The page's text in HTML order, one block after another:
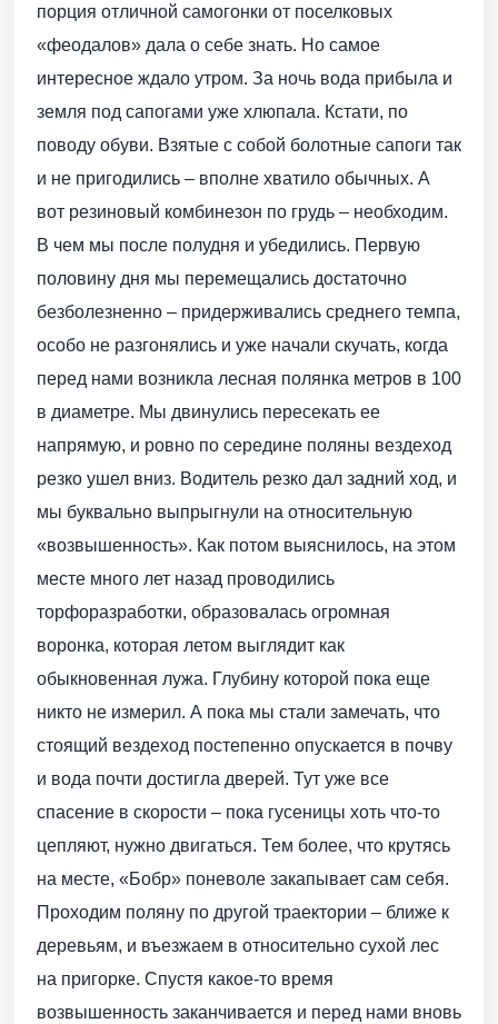
порция отличной самогонки от поселковых
«феодалов» дала о себе знать. Но самое
интересное ждало утром. За ночь вода прибыла и
земля под сапогами уже хлюпала. Кстати, по
поводу обуви. Взятые с собой болотные сапоги так
и не пригодились – вполне хватило обычных. А
вот резиновый комбинезон по грудь – необходим.
В чем мы после полудня и убедились. Первую
половину дня мы перемещались достаточно
безболезненно – придерживались среднего темпа,
особо не разгонялись и уже начали скучать, когда
перед нами возникла лесная полянка метров в 100
в диаметре. Мы двинулись пересекать ее
напрямую, и ровно по середине поляны вездеход
резко ушел вниз. Водитель резко дал задний ход, и
мы буквально выпрыгнули на относительную
«возвышенность». Как потом выяснилось, на этом
месте много лет назад проводились
торфоразработки, образовалась огромная
воронка, которая летом выглядит как
обыкновенная лужа. Глубину которой пока еще
никто не измерил. А пока мы стали замечать, что
стоящий вездеход постепенно опускается в почву
и вода почти достигла дверей. Тут уже все
спасение в скорости – пока гусеницы хоть что-то
цепляют, нужно двигаться. Тем более, что крутясь
на месте, «Бобр» поневоле закапывает сам себя.
Проходим поляну по другой траектории – ближе к
деревьям, и въезжаем в относительно сухой лес
на пригорке. Спустя какое-то время
возвышенность заканчивается и перед нами вновь